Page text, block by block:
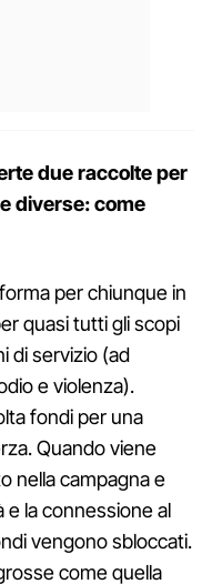
due raccolte per
diverse: come
per chiunque in
quasi tutti gli scopi
di servizio (ad
e violenza).
fondi per una
Quando viene
nella campagna e
la connessione al
vengono sbloccati.
come quella